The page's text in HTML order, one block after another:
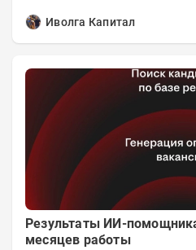
Иволга Капитал
Результаты ИИ-
месяцев работы